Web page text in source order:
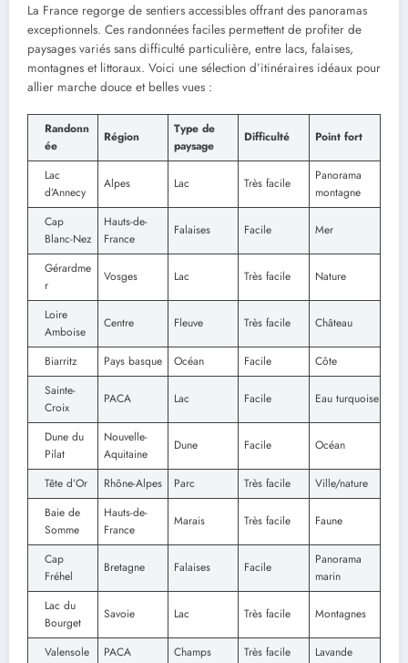
La France regorge de sentiers accessibles offrant des panoramas
exceptionnels. Ces randonnées faciles permettent de profiter de
paysages variés sans difficulté particulière, entre lacs, falaises,
montagnes et littoraux. Voici une sélection d’itinéraires idéaux pour
allier marche douce et belles vues :
Randonn
ée
Région
Type de
paysage
Difficulté Point fort
Lac
d’Annecy
Alpes Lac Très facile
Panorama
montagne
Cap
Blanc-Nez
Hauts-de-
France
Falaises Facile Mer
Gérardme
r
Vosges Lac Très facile Nature
Loire
Amboise
Centre Fleuve Très facile Château
Biarritz Pays basque Océan Facile
Côte
Sainte-
Croix
PACA Lac Facile Eau turquoise
Dune du
Pilat
Nouvelle-
Aquitaine
Dune Facile Océan
Tête d’Or Rhône-Alpes Parc Très facile
Ville/nature
Baie de
Somme
Hauts-de-
France
Marais Très facile Faune
Cap
Fréhel
Bretagne Falaises Facile
Panorama
marin
Lac du
Bourget
Savoie Lac Très facile Montagnes
Valensole PACA Champs Très facile Lavande